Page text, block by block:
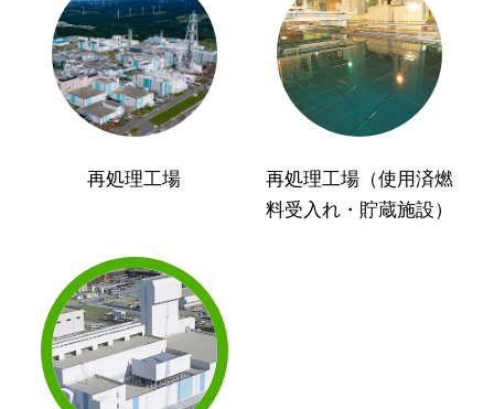
再処理工場
再処理工場（使用済燃
料受入れ・貯蔵施設）